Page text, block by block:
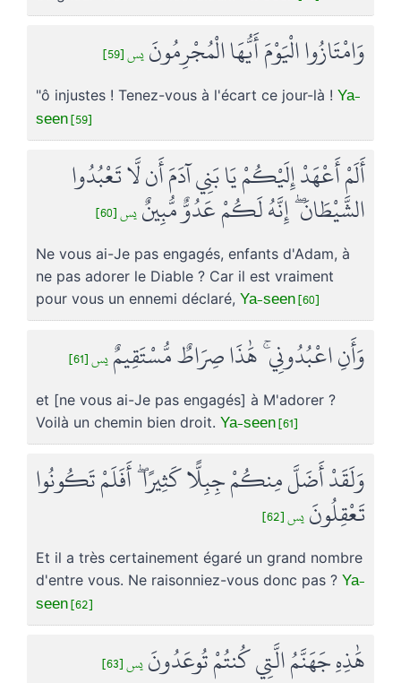
وَامْتَازُوا الْيَوْمَ أَيُّهَا الْمُجْرِمُونَ يس [59]
"ô injustes ! Tenez-vous à l'écart ce jour-là ! Ya-
seen [59]
أَلَمْ أَعْهَدْ إِلَيْكُمْ يَا بَنِي آدَمَ أَن لَّا تَعْبُدُوا
الشَّيْطَانَ ۖ إِنَّهُ لَكُمْ عَدُوٌّ مُّبِينٌ يس [60]
Ne vous ai-Je pas engagés, enfants d'Adam, à
ne pas adorer le Diable ? Car il est vraiment
pour vous un ennemi déclaré, Ya-seen [60]
وَأَنِ اعْبُدُونِي ۚ هَٰذَا صِرَاطٌ مُّسْتَقِيمٌ يس [61]
et [ne vous ai-Je pas engagés] à M'adorer ?
Voilà un chemin bien droit. Ya-seen [61]
وَلَقَدْ أَضَلَّ مِنكُمْ جِبِلًّا كَثِيرًا ۖ أَفَلَمْ تَكُونُوا
تَعْقِلُونَ يس [62]
Et il a très certainement égaré un grand nombre
d'entre vous. Ne raisonniez-vous donc pas ? Ya-
seen [62]
هَٰذِهِ جَهَنَّمُ الَّتِي كُنتُمْ تُوعَدُونَ يس [63]